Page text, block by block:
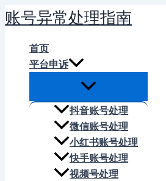
跳
至
账号异常处理指南
首页
平台申诉
抖音账号处理
微信账号处理
小红书账号处理
快手账号处理
视频号处理